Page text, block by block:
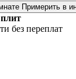
Примерить в
без переплат